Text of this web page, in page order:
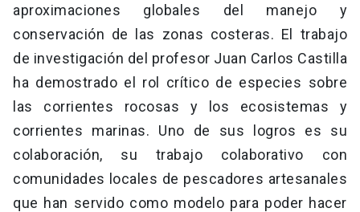
aproximaciones globales del manejo y
conservación de las zonas costeras. El trabajo
de investigación del profesor Juan Carlos Castilla
ha demostrado el rol crítico de especies sobre
las corrientes rocosas y los ecosistemas y
corrientes marinas. Uno de sus logros es su
colaboración, su trabajo colaborativo con
comunidades locales de pescadores artesanales
que han servido como modelo para poder hacer